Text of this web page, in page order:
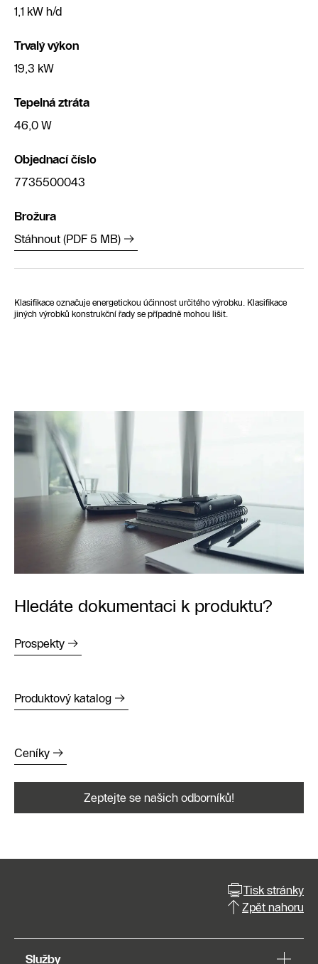
1,1 kW h/d
Trvalý výkon
19,3 kW
Tepelná ztráta
46,0 W
Objednací číslo
7735500043
Brožura
Stáhnout (PDF 5 MB)
Klasifikace označuje energetickou účinnost určitého výrobku. Klasifikace
jiných výrobků konstrukční řady se případně mohou lišit.
Hledáte dokumentaci k produktu?
Prospekty
Produktový katalog
Ceníky
Zeptejte se našich odborníků!
Tisk stránky
Zpět nahoru
Služby